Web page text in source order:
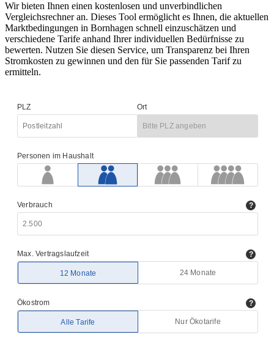
Wir bieten Ihnen einen kostenlosen und unverbindlichen
Vergleichsrechner an. Dieses Tool ermöglicht es Ihnen, die aktuellen
Marktbedingungen in Bornhagen schnell einzuschätzen und
verschiedene Tarife anhand Ihrer individuellen Bedürfnisse zu
bewerten. Nutzen Sie diesen Service, um Transparenz bei Ihren
Stromkosten zu gewinnen und den für Sie passenden Tarif zu
ermitteln.